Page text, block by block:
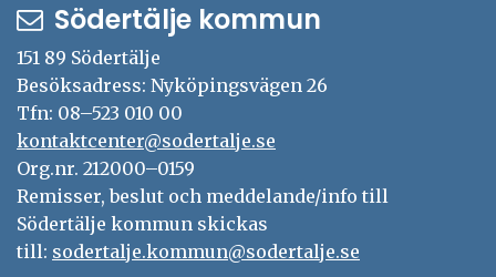
Södertälje kommun
151 89 Södertälje
Besöksadress: Nyköpingsvägen 26
Tfn: 08–523 010 00
kontaktcenter@sodertalje.se
Org.nr. 212000–0159
Remisser, beslut och meddelande/info till
Södertälje kommun skickas
till: sodertalje.kommun@sodertalje.se